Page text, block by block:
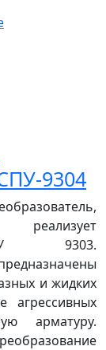
9304
9303.
и жидких
агрессивных
арматуру.